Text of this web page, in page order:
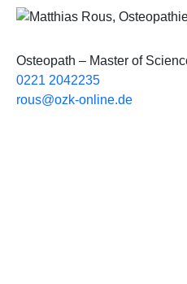
Bild
Osteopath – Master of
0221 2042235
rous@ozk-online.de